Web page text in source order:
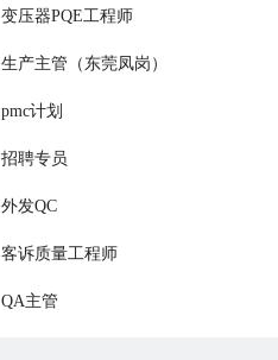
变压器PQE工程师
生产主管（东莞凤岗）
pmc计划
招聘专员
外发QC
客诉质量工程师
QA主管